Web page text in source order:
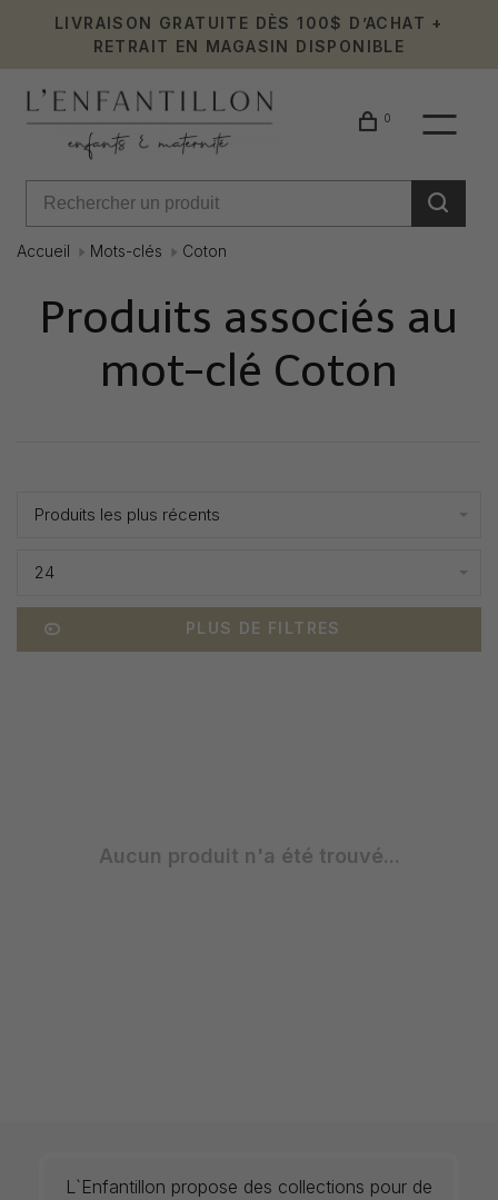
LIVRAISON GRATUITE DÈS 100$ D’ACHAT +
RETRAIT EN MAGASIN DISPONIBLE
0
Accueil Mots-clés Coton
Produits associés au
mot-clé Coton
Produits les plus récents
24
PLUS DE FILTRES
Aucun produit n'a été trouvé...
L`Enfantillon propose des collections pour de